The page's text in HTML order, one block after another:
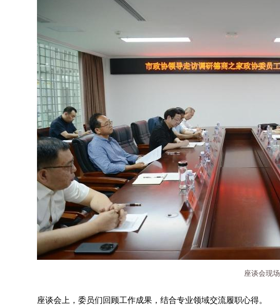
座谈会现场
座谈会上，委员们回顾工作成果，结合专业领域交流履职心得。